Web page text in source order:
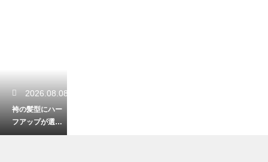
2026.08.08
袴の髪型にハー
フアップが選ば
れるのはなぜ？